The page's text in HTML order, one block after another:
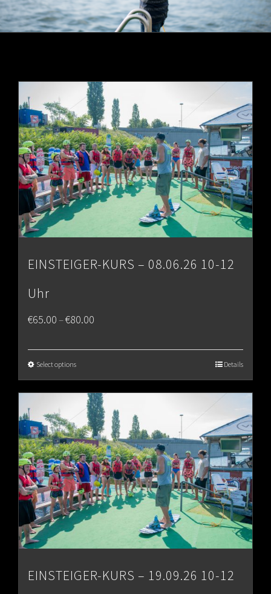
EINSTEIGER-KURS – 08.06.26 10-12
Uhr
€65.00–€80.00
€80.00
Select options Details
EINSTEIGER-KURS – 19.09.26 10-12